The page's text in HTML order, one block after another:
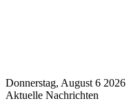
Donnerstag, August 6 2026
Aktuelle Nachrichten